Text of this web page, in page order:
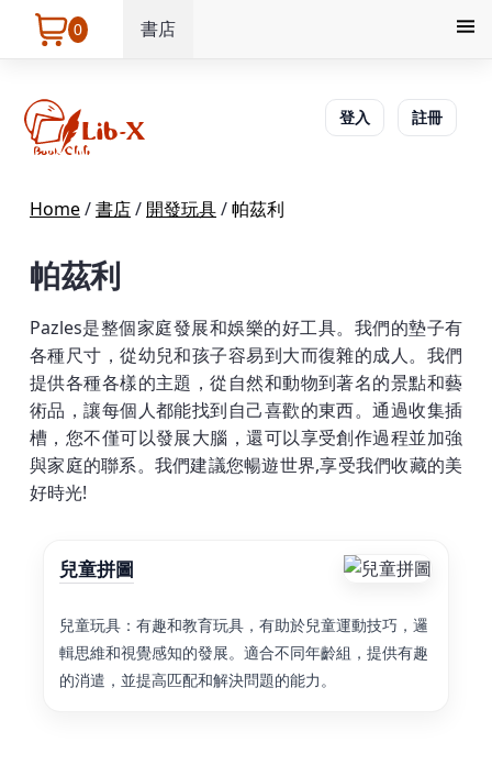
0 書店
登入 註冊
Home/書店/ 開發玩具/帕茲利
帕茲利
Pazles是整個家庭發展和娛樂的好工具。我們的墊子有
各種尺寸，從幼兒和孩子容易到大而復雜的成人。我們
提供各種各樣的主題，從自然和動物到著名的景點和藝
術品，讓每個人都能找到自己喜歡的東西。通過收集插
槽，您不僅可以發展大腦，還可以享受創作過程並加強
與家庭的聯系。我們建議您暢遊世界,享受我們收藏的美
好時光!
兒童拼圖
兒童玩具：有趣和教育玩具，有助於兒童運動技巧，邏
輯思維和視覺感知的發展。適合不同年齡組，提供有趣
的消遣，並提高匹配和解決問題的能力。